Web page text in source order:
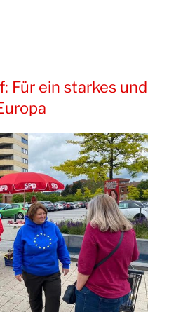
Für ein starkes und